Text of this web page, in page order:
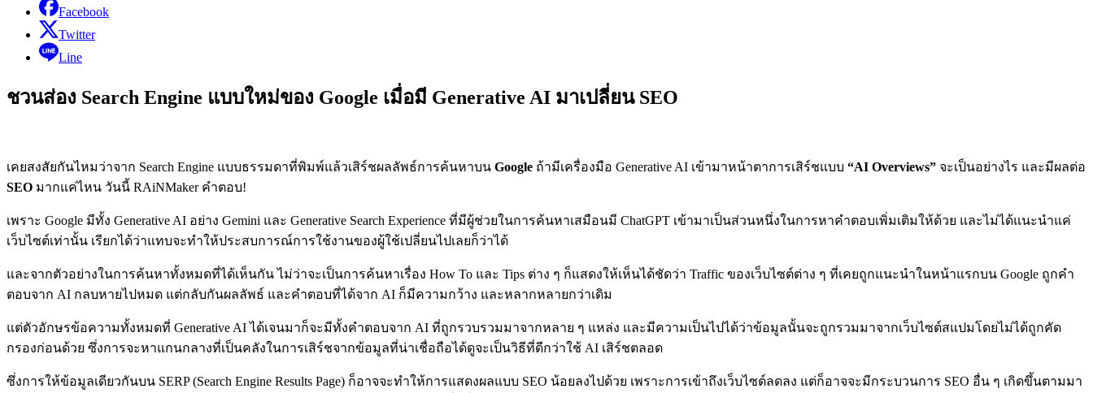
Facebook
Twitter
Line
ชวนส่อง Search Engine แบบใหม่ของ Google เมื่อมี Generative AI มาเปลี่ยน SEO
เคยสงสัยกันไหมว่าจาก Search Engine แบบธรรมดาที่พิมพ์แล้วเสิร์ชผลลัพธ์การค้นหาบน Google ถ้ามีเครื่องมือ Generative AI เข้ามาหน้าตาการเสิร์ชแบบ “AI Overviews” จะเป็นอย่างไร และมีผลต่อ
SEO มากแค่ไหน วันนี้ RAiNMaker คำตอบ!
เพราะ Google มีทั้ง Generative AI อย่าง Gemini และ Generative Search Experience ที่มีผู้ช่วยในการค้นหาเสมือนมี ChatGPT เข้ามาเป็นส่วนหนึ่งในการหาคำตอบเพิ่มเติมให้ด้วย และไม่ได้แนะนำแค่
เว็บไซต์เท่านั้น เรียกได้ว่าแทบจะทำให้ประสบการณ์การใช้งานของผู้ใช้เปลี่ยนไปเลยก็ว่าได้
และจากตัวอย่างในการค้นหาทั้งหมดที่ได้เห็นกัน ไม่ว่าจะเป็นการค้นหาเรื่อง How To และ Tips ต่าง ๆ ก็แสดงให้เห็นได้ชัดว่า Traffic ของเว็บไซต์ต่าง ๆ ที่เคยถูกแนะนำในหน้าแรกบน Google ถูกคำ
ตอบจาก AI กลบหายไปหมด แต่กลับกันผลลัพธ์ และคำตอบที่ได้จาก AI ก็มีความกว้าง และหลากหลายกว่าเดิม
แต่ตัวอักษรข้อความทั้งหมดที่ Generative AI ได้เจนมาก็จะมีทั้งคำตอบจาก AI ที่ถูกรวบรวมมาจากหลาย ๆ แหล่ง และมีความเป็นไปได้ว่าข้อมูลนั้นจะถูกรวมมาจากเว็บไซต์สแปมโดยไม่ได้ถูกคัด
กรองก่อนด้วย ซึ่งการจะหาแกนกลางที่เป็นคลังในการเสิร์ชจากข้อมูลที่น่าเชื่อถือได้ดูจะเป็นวิธีที่ดีกว่าใช้ AI เสิร์ชตลอด
ซึ่งการให้ข้อมูลเดียวกันบน SERP (Search Engine Results Page) ก็อาจจะทำให้การแสดงผลแบบ SEO น้อยลงไปด้วย เพราะการเข้าถึงเว็บไซต์ลดลง แต่ก็อาจจะมีกระบวนการ SEO อื่น ๆ เกิดขึ้นตามมา